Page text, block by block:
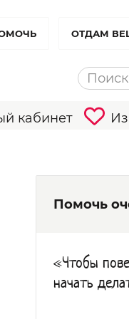
ОТДАМ
кабинет
Помочь
«Чтобы
начать